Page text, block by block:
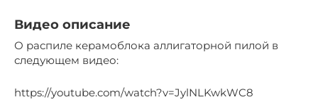
Видео описание
О распиле керамоблока аллигаторной пилой в
следующем видео:
https://youtube.com/watch?v=JylNLKwkWC8